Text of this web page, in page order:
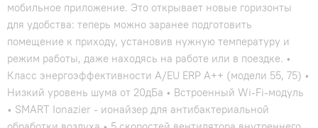
мобильное приложение. Это открывает новые горизонты
для удобства: теперь можно заранее подготовить
помещение к приходу, установив нужную температуру и
режим работы, даже находясь на работе или в поездке. •
Класс энергоэффективности А/EU ERP A++ (модели 55, 75) •
Низкий уровень шума от 20дБа • Встроенный Wi-Fi-модуль
• SMART Ionazier - ионайзер для антибактериальной